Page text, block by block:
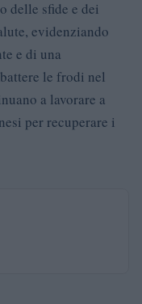
delle sfide e dei
evidenziando
e di una
le frodi nel
a lavorare a
per recuperare i